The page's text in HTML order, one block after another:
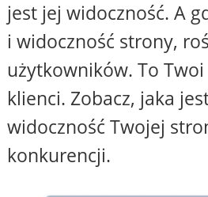
jest jej widoczność. A
i widoczność strony,
użytkowników. To
klienci. Zobacz, jaka
widoczność Twojej
konkurencji.